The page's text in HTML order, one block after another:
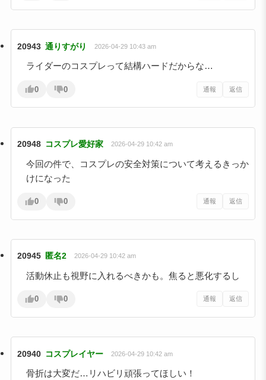
20943 通りすがり 2026-04-29 10:43 am
ライダーのコスプレって結構ハードだからな…
0 0 通報 返信
20948 コスプレ愛好家 2026-04-29 10:42 am
今回の件で、コスプレの安全対策について考えるきっか
けになった
0 0 通報 返信
20945 匿名2 2026-04-29 10:42 am
活動休止も視野に入れるべきかも。焦ると悪化するし
0 0 通報 返信
20940 コスプレイヤー 2026-04-29 10:42 am
骨折は大変だ…リハビリ頑張ってほしい！